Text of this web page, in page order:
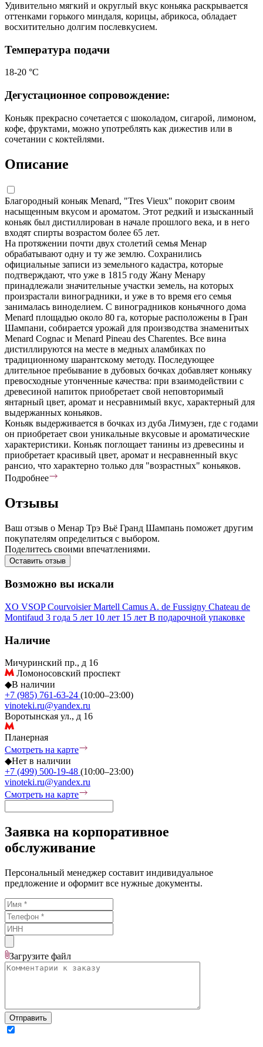
Удивительно мягкий и округлый вкус коньяка раскрывается
оттенками горького миндаля, корицы, абрикоса, обладает
восхитительно долгим послевкусием.
Температура подачи
18-20 °С
Дегустационное сопровождение:
Коньяк прекрасно сочетается с шоколадом, сигарой, лимоном,
кофе, фруктами, можно употреблять как дижестив или в
сочетании с коктейлями.
Описание
Благородный коньяк Menard, "Tres Vieux" покорит своим
насыщенным вкусом и ароматом. Этот редкий и изысканный
коньяк был дистиллирован в начале прошлого века, и в него
входят спирты возрастом более 65 лет.
На протяжении почти двух столетий семья Менар
обрабатывают одну и ту же землю. Сохранились
официальные записи из земельного кадастра, которые
подтверждают, что уже в 1815 году Жану Менару
принадлежали значительные участки земель, на которых
произрастали виноградники, и уже в то время его семья
занималась виноделием. С виноградников коньячного дома
Menard площадью около 80 га, которые расположены в Гран
Шампани, собирается урожай для производства знаменитых
Menard Cognac и Menard Pineau des Charentes. Все вина
дистиллируются на месте в медных аламбиках по
традиционному шарантскому методу. Последующее
длительное пребывание в дубовых бочках добавляет коньяку
превосходные утонченные качества: при взаимодействии с
древесиной напиток приобретает свой неповторимый
янтарный цвет, аромат и несравнимый вкус, характерный для
выдержанных коньяков.
Коньяк выдерживается в бочках из дуба Лимузен, где с годами
он приобретает свои уникальные вкусовые и ароматические
характеристики. Коньяк поглощает танины из древесины и
приобретает красивый цвет, аромат и несравненный вкус
рансио, что характерно только для "возрастных" коньяков.
Подробнее
Отзывы
Ваш отзыв о Менар Трэ Вьё Гранд Шампань поможет другим
покупателям определиться с выбором.
Поделитесь своими впечатлениями.
Оставить отзыв
Возможно вы искали
XO VSOPCourvoisierMartell Camus A. de Fussigny Chateau de
Montifaud 3 года 5 лет 10 лет 15 лет В подарочной упаковке
Наличие
Мичуринский пр., д 16
Ломоносовский проспект
◆В наличии
+7 (985) 761-63-24 (10:00–23:00)
vinoteki.ru@yandex.ru
Воротынская ул., д 16
Планерная
Смотреть на карте
◆Нет в наличии
+7 (499) 500-19-48 (10:00–23:00)
vinoteki.ru@yandex.ru
Смотреть на карте
Заявка на корпоративное
обслуживание
Персональный менеджер составит индивидуальное
предложение и оформит все нужные документы.
Загрузите файл
Отправить